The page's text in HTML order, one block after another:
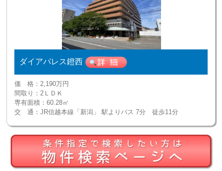
ダイアパレス鐙西
価 格：2,190万円
間取り：2ＬＤＫ
専有面積：60.28㎡
交 通：JR信越本線「新潟」 駅よりバス 7分 徒歩11分